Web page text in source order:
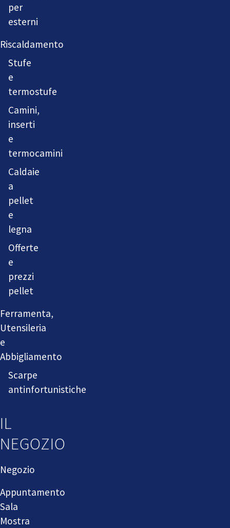
per
esterni
Riscaldamento
Stufe
e
termostufe
Camini,
inserti
e
termocamini
Caldaie
a
pellet
e
legna
Offerte
e
prezzi
pellet
Ferramenta,
Utensileria
e
Abbigliamento
Scarpe
antinfortunistiche
IL
NEGOZIO
Negozio
Appuntamento
Sala
Mostra